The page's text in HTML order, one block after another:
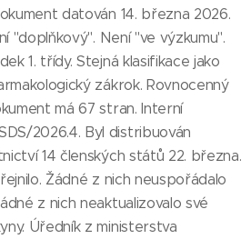
datován 14. března 2026.
"doplňkový". Není "ve výzkumu".
1. třídy. Stejná klasifikace jako
zákrok. Rovnocenný
má 67 stran. Interní
2026.4. Byl distribuován
14 členských států 22. března.
Žádné z nich neuspořádalo
z nich neaktualizovalo své
Úředník z ministerstva